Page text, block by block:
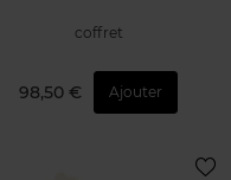
coffret
98,50 € Ajouter